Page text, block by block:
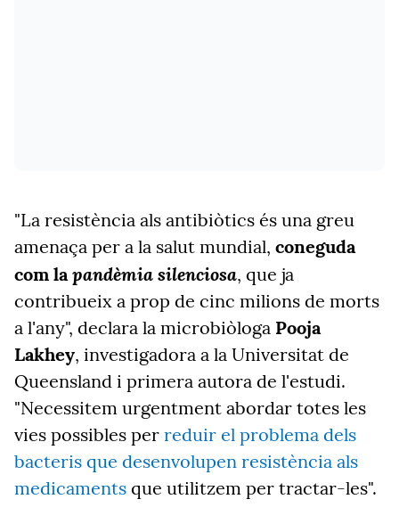
"La resistència als antibiòtics és una greu
amenaça per a la salut mundial, coneguda
com lapandèmia silenciosa, que ja
contribueix a prop de cinc milions de morts
a l'any", declara la microbiòloga Pooja
Lakhey, investigadora a la Universitat de
Queensland i primera autora de l'estudi.
"Necessitem urgentment abordar totes les
vies possibles per reduir el problema dels
bacteris que desenvolupen resistència als
medicaments que utilitzem per tractar-les".